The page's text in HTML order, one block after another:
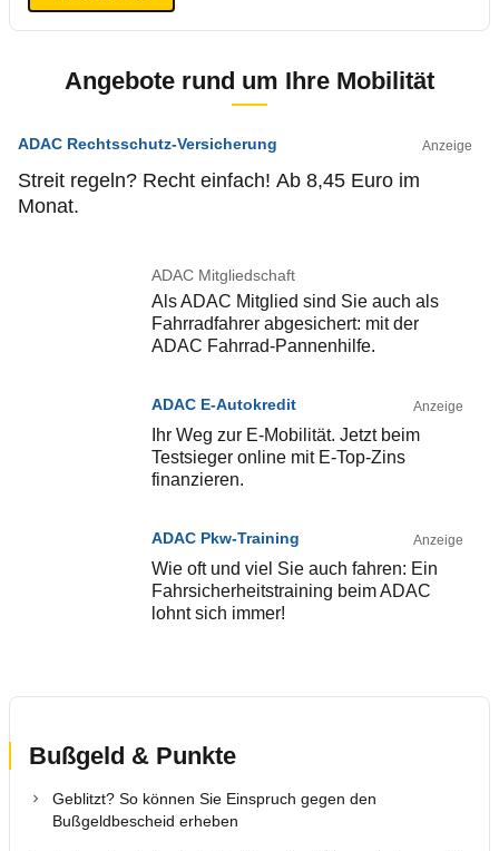
Angebote rund um Ihre Mobilität
ADAC Rechtsschutz-Versicherung Anzeige
Streit regeln? Recht einfach! Ab 8,45 Euro im
Monat.
ADAC Mitgliedschaft
Als ADAC Mitglied sind Sie auch als
Fahrradfahrer abgesichert: mit der
ADAC Fahrrad-Pannenhilfe.
ADAC E-Autokredit Anzeige
Ihr Weg zur E-Mobilität. Jetzt beim
Testsieger online mit E-Top-Zins
finanzieren.
ADAC Pkw-Training Anzeige
Wie oft und viel Sie auch fahren: Ein
Fahrsicherheitstraining beim ADAC
lohnt sich immer!
Bußgeld & Punkte
Geblitzt? So können Sie Einspruch gegen den
Bußgeldbescheid erheben